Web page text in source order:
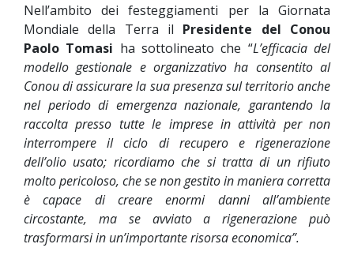
Nell’ambito dei festeggiamenti per la Giornata
Mondiale della Terra il Presidente del Conou
Paolo Tomasi ha sottolineato che “L’efficacia del
modello gestionale e organizzativo ha consentito al
Conou di assicurare la sua presenza sul territorio anche
nel periodo di emergenza nazionale, garantendo la
raccolta presso tutte le imprese in attività per non
interrompere il ciclo di recupero e rigenerazione
dell’olio usato; ricordiamo che si tratta di un rifiuto
molto pericoloso, che se non gestito in maniera corretta
è capace di creare enormi danni all’ambiente
circostante, ma se avviato a rigenerazione può
trasformarsi in un’importante risorsa economica”.